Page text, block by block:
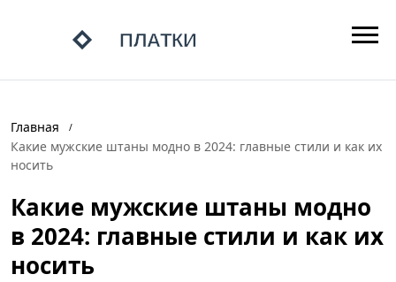
Главная
Какие мужские штаны модно в 2024: главные стили и как их
носить
Какие мужские штаны модно
в 2024: главные стили и как их
носить